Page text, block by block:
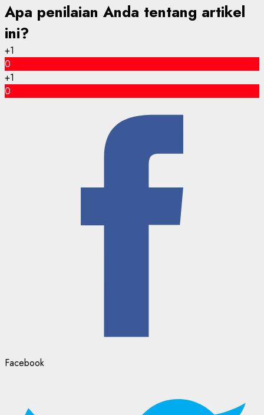
Apa penilaian Anda tentang artikel
ini?
+1
0
+1
0
Facebook